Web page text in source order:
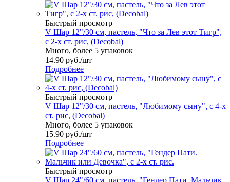
Быстрый просмотр
V Шар 12"/30 см, пастель, "Что за Лев этот Тигр",
с 2-х ст. рис, (Decobal)
Много, более 5 упаковок
14.90 руб./шт
Подробнее
Быстрый просмотр
V Шар 12"/30 см, пастель, "Любимому сыну", с 4-х
ст. рис, (Decobal)
Много, более 5 упаковок
15.90 руб./шт
Подробнее
Быстрый просмотр
V Шар 24"/60 см, пастель, "Гендер Пати. Мальчик